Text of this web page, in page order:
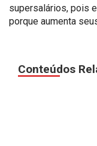
supersalários, pois
porque aumenta
Conteúdos